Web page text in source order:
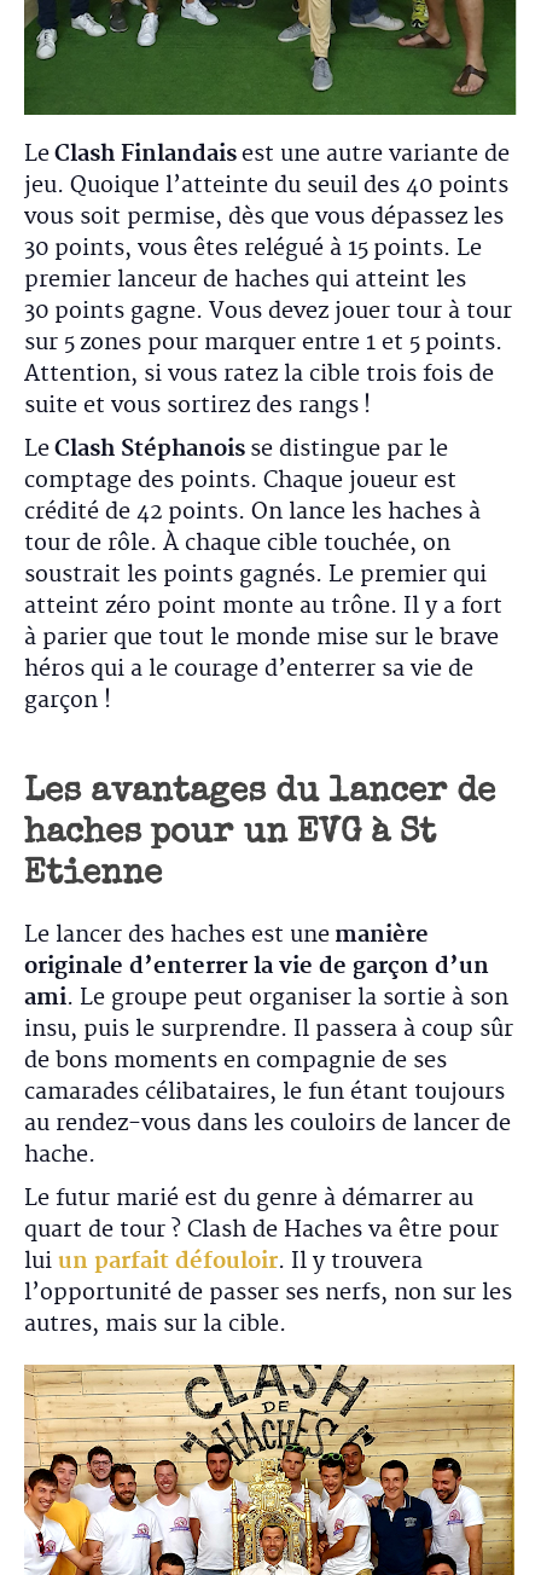
LeClash Finlandais est une autre variante de
jeu. Quoique l’atteinte du seuil des 40 points
vous soit permise, dès que vous dépassez les
30 points, vous êtes relégué à 15 points. Le
premier lanceur de haches qui atteint les
30 points gagne. Vous devez jouer tour à tour
sur 5 zones pour marquer entre 1 et 5 points.
Attention, si vous ratez la cible trois fois de
suite et vous sortirez des rangs !
LeClash Stéphanois se distingue par le
comptage des points. Chaque joueur est
crédité de 42 points. On lance les haches à
tour de rôle. À chaque cible touchée, on
soustrait les points gagnés. Le premier qui
atteint zéro point monte au trône. Il y a fort
à parier que tout le monde mise sur le brave
héros qui a le courage d’enterrer sa vie de
garçon !
Les avantages du lancer de
haches pour un EVG à St
Etienne
Le lancer des haches est une manière
originale d’enterrer la vie de garçon d’un
ami. Le groupe peut organiser la sortie à son
insu, puis le surprendre. Il passera à coup sûr
de bons moments en compagnie de ses
camarades célibataires, le fun étant toujours
au rendez-vous dans les couloirs de lancer de
hache.
Le futur marié est du genre à démarrer au
quart de tour ? Clash de Haches va être pour
lui un parfait défouloir. Il y trouvera
l’opportunité de passer ses nerfs, non sur les
autres, mais sur la cible.